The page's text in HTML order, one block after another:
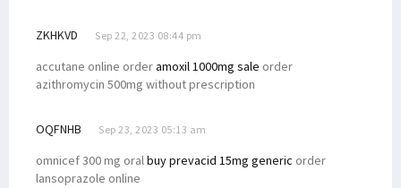
ZKHKVD Sep 22, 2023 08:44 pm
accutane online orderamoxil 1000mg sale order
azithromycin 500mg without prescription
OQFNHB Sep 23, 2023 05:13 am
omnicef 300 mg oralbuy prevacid 15mg generic order
lansoprazole online